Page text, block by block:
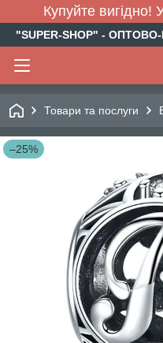
Купуйте вигідно!
"SUPER-SHOP" -
Товари та послуги
–25%